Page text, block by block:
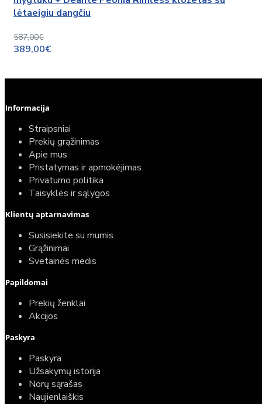
lėtaeigiu dangčiu
587,00€
389,00€
Informacija
Straipsniai
Prekių grąžinimas
Apie mus
Pristatymas ir apmokėjimas
Privatumo politika
Taisyklės ir sąlygos
Klientų aptarnavimas
Susisiekite su mumis
Grąžinimai
Svetainės medis
Papildomai
Prekių ženklai
Akcijos
Paskyra
Paskyra
Užsakymų istorija
Norų sąrašas
Naujienlaiškis